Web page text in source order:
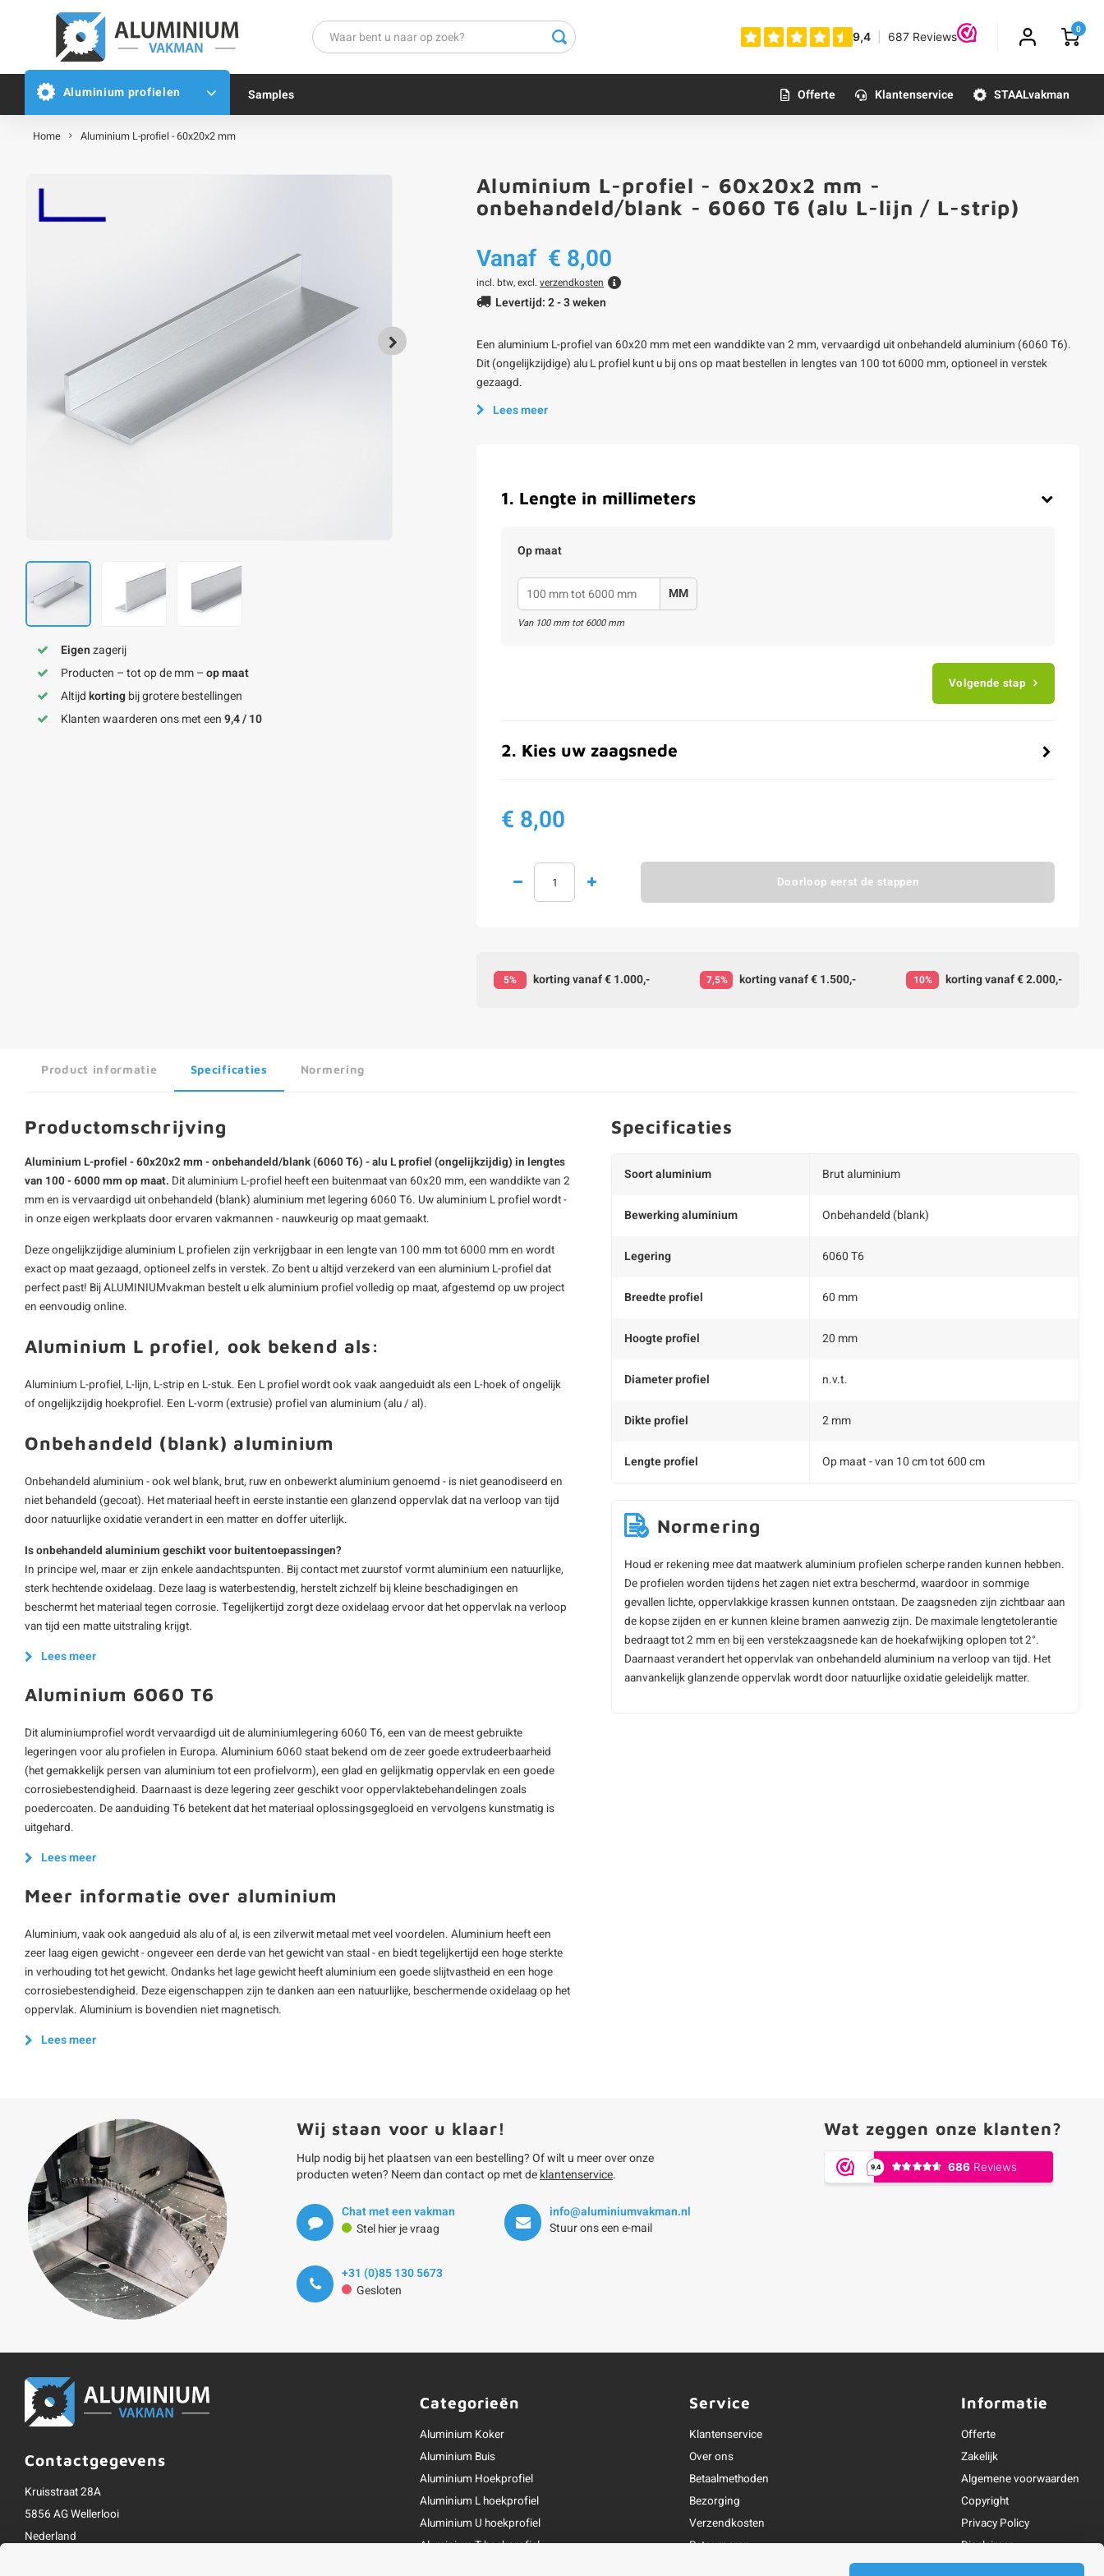
0
Aluminium profielen Offerte Klantenservice
Samples STAALvakman
Home Aluminium L-profiel - 60x20x2 mm
Eigenzagerij
Producten – tot op de mm –op maat
Altijdkortingbij grotere bestellingen
Klanten waarderen ons met een9,4 / 10
Aluminium L-profiel - 60x20x2 mm -
onbehandeld/blank - 6060 T6 (alu L-lijn / L-strip)
Vanaf € 8,00
incl. btw, excl. verzendkosten
Levertijd: 2 - 3 weken
Een aluminium L-profiel van 60x20 mm met een wanddikte van 2 mm, vervaardigd uit onbehandeld aluminium (6060 T6).
Dit (ongelijkzijdige) alu L profiel kunt u bij ons op maat bestellen in lengtes van 100 tot 6000 mm, optioneel in verstek
gezaagd.
Lees meer
1. Lengte in millimeters
Op maat
MM
Van 100mm tot6000mm
Volgende stap
2. Kies uw zaagsnede
€ 8,00
Doorloop eerst de stappen
5% korting vanaf € 1.000,- 7,5% korting vanaf € 1.500,- 10% korting vanaf € 2.000,-
Product informatie Specificaties Normering
Productomschrijving
Aluminium L-profiel - 60x20x2 mm - onbehandeld/blank (6060 T6) - alu L profiel (ongelijkzijdig) in lengtes
van 100 - 6000 mm op maat. Dit aluminium L-profiel heeft een buitenmaat van 60x20 mm, een wanddikte van 2
mm en is vervaardigd uit onbehandeld (blank) aluminium met legering 6060 T6. Uw aluminium L profiel wordt -
in onze eigen werkplaats door ervaren vakmannen - nauwkeurig op maat gemaakt.
Deze ongelijkzijdigealuminium L profielen zijn verkrijgbaar in een lengte van 100 mm tot 6000 mm en wordt
exact op maat gezaagd, optioneel zelfs in verstek. Zo bent u altijd verzekerd van een aluminium L-profiel dat
perfect past! Bij ALUMINIUMvakman bestelt u elkaluminium profielvolledig op maat, afgestemd op uw project
en eenvoudig online.
Aluminium L profiel, ook bekend als:
Aluminium L-profiel, L-lijn, L-strip en L-stuk. Een L profiel wordt ook vaak aangeduidt als een L-hoek of ongelijk
of ongelijkzijdig hoekprofiel. Een L-vorm (extrusie) profiel van aluminium (alu / al).
Onbehandeld (blank) aluminium
Onbehandeld aluminium - ook wel blank, brut, ruw en onbewerkt aluminium genoemd - is niet geanodiseerd en
niet behandeld (gecoat). Het materiaal heeft in eerste instantie een glanzend oppervlak dat na verloop van tijd
door natuurlijke oxidatie verandert in een matter en doffer uiterlijk.
Is onbehandeld aluminium geschikt voor buitentoepassingen?
In principe wel, maar er zijn enkele aandachtspunten. Bij contact met zuurstof vormt aluminium een natuurlijke,
sterk hechtende oxidelaag. Deze laag is waterbestendig, herstelt zichzelf bij kleine beschadigingen en
beschermt het materiaal tegen corrosie. Tegelijkertijd zorgt deze oxidelaag ervoor dat het oppervlak na verloop
van tijd een matte uitstraling krijgt.
Lees meer
Aluminium 6060 T6
Dit aluminiumprofiel wordt vervaardigd uit de aluminiumlegering 6060 T6, een van de meest gebruikte
legeringen voor alu profielen in Europa. Aluminium 6060 staat bekend om de zeer goede extrudeerbaarheid
(het gemakkelijk persen van aluminium tot een profielvorm), een glad en gelijkmatig oppervlak en een goede
corrosiebestendigheid. Daarnaast is deze legering zeer geschikt voor oppervlaktebehandelingen zoals
poedercoaten. De aanduiding T6 betekent dat het materiaal oplossingsgegloeid en vervolgens kunstmatig is
uitgehard.
Lees meer
Meer informatie over aluminium
Aluminium, vaak ook aangeduid als alu of al, is een zilverwit metaal met veel voordelen. Aluminium heeft een
zeer laag eigen gewicht - ongeveer een derde van het gewicht van staal - en biedt tegelijkertijd een hoge sterkte
in verhouding tot het gewicht. Ondanks het lage gewicht heeft aluminium een goede slijtvastheid en een hoge
corrosiebestendigheid. Deze eigenschappen zijn te danken aan een natuurlijke, beschermende oxidelaag op het
oppervlak. Aluminium is bovendien niet magnetisch.
Lees meer
Specificaties
Soort aluminium Brut aluminium
Bewerking aluminium Onbehandeld (blank)
Legering 6060 T6
Breedte profiel 60 mm
Hoogte profiel 20 mm
Diameter profiel n.v.t.
Dikte profiel 2 mm
Lengte profiel Op maat - van 10 cm tot 600 cm
Normering
Houd er rekening mee dat maatwerk aluminium profielen scherpe randen kunnen hebben.
De profielen worden tijdens het zagen niet extra beschermd, waardoor in sommige
gevallen lichte, oppervlakkige krassen kunnen ontstaan. De zaagsneden zijn zichtbaar aan
de kopse zijden en er kunnen kleine bramen aanwezig zijn. De maximale lengtetolerantie
bedraagt tot 2 mm en bij een verstekzaagsnede kan de hoekafwijking oplopen tot 2°.
Daarnaast verandert het oppervlak van onbehandeld aluminium na verloop van tijd. Het
aanvankelijk glanzende oppervlak wordt door natuurlijke oxidatie geleidelijk matter.
Wij staan voor u klaar!
Hulp nodig bij het plaatsen van een bestelling? Of wilt u meer over onze
producten weten? Neem dan contact op met deklantenservice.
Chat met een vakman
Stel hier je vraag
info@aluminiumvakman.nl
Stuur ons een e-mail
+31 (0)85 130 5673
Gesloten
Wat zeggen onze klanten?
Contactgegevens
Kruisstraat 28A
5856 AG Wellerlooi
Nederland
Categorieën
Aluminium Koker
Aluminium Buis
Aluminium Hoekprofiel
Aluminium L hoekprofiel
Aluminium U hoekprofiel
Aluminium T hoekprofiel
Service
Klantenservice
Over ons
Betaalmethoden
Bezorging
Verzendkosten
Retourneren
Informatie
Offerte
Zakelijk
Algemene voorwaarden
Copyright
Privacy Policy
Disclaimer
Linkpartners